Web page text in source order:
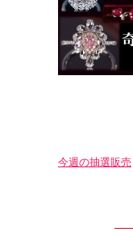
今週の抽選販売